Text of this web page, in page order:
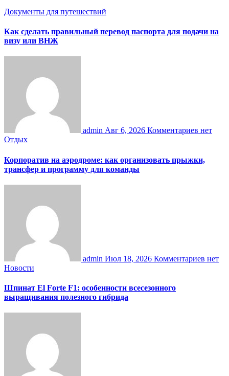
Документы для путешествий
Как сделать правильный перевод паспорта для подачи на
визу или ВНЖ
admin Авг 6, 2026 Комментариев нет
Отдых
Корпоратив на аэродроме: как организовать прыжки,
трансфер и программу для команды
admin Июл 18, 2026 Комментариев нет
Новости
Шпинат El Forte F1: особенности всесезонного
выращивания полезного гибрида